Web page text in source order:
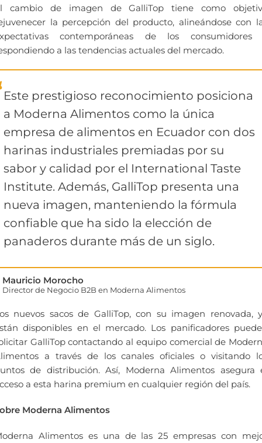
cambio de imagen de GalliTop tiene como
la percepción del producto, alineándose con
contemporáneas de los consumidores
a las tendencias actuales del mercado.
Este prestigioso reconocimiento posiciona
a Moderna Alimentos como la única
empresa de alimentos en Ecuador con dos
harinas industriales premiadas por su
sabor y calidad por el International Taste
Institute. Además, GalliTop presenta una
nueva imagen, manteniendo la fórmula
confiable que ha sido la elección de
panaderos durante más de un siglo.
Mauricio Morocho
Director de Negocio B2B en Moderna Alimentos
nuevos sacos de GalliTop, con su imagen renovada,
disponibles en el mercado. Los panificadores
GalliTop contactando al equipo comercial de
a través de los canales oficiales o visitando
de distribución. Así, Moderna Alimentos asegura
a esta harina premium en cualquier región del país.
Moderna Alimentos
Alimentos es una de las 25 empresas con